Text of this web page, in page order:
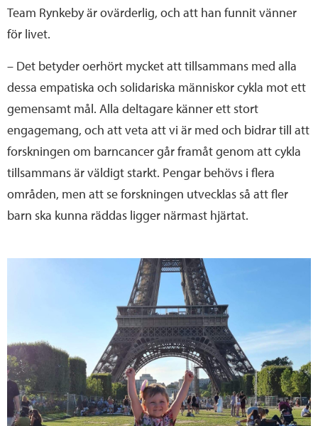
Team Rynkeby är ovärderlig, och att han funnit vänner
för livet.
– Det betyder oerhört mycket att tillsammans med alla
dessa empatiska och solidariska människor cykla mot ett
gemensamt mål. Alla deltagare känner ett stort
engagemang, och att veta att vi är med och bidrar till att
forskningen om barncancer går framåt genom att cykla
tillsammans är väldigt starkt. Pengar behövs i flera
områden, men att se forskningen utvecklas så att fler
barn ska kunna räddas ligger närmast hjärtat.